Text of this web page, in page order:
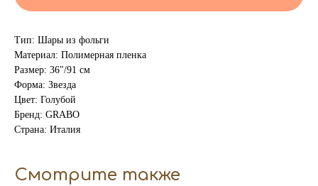
Тип: Шары из фольги
Материал: Полимерная пленка
Размер: 36"/91 см
Форма: Звезда
Цвет: Голубой
Бренд: GRABO
Страна: Италия
Смотрите также